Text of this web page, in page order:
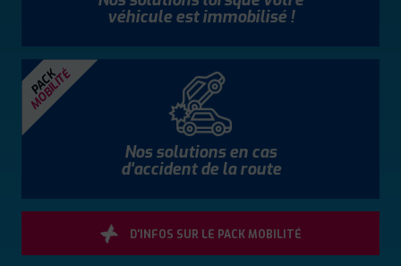
véhicule est immobilisé !
PACK
MOBILITÉ
Nos solutions en cas
d'accident de la route
D'INFOS SUR LE PACK MOBILITÉ